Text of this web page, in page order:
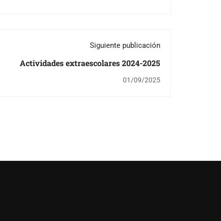
Siguiente publicación
Actividades extraescolares 2024-2025
01/09/2025